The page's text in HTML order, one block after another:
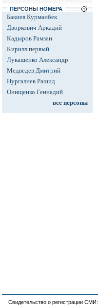
ПЕРСОНЫ НОМЕРА
Бакиев Курманбек
Дворкович Аркадий
Кадыров Рамзан
Кирилл первый
Лукашенко Александр
Медведев Дмитрий
Нургалиев Рашид
Онищенко Геннадий
все персоны
Свидетельство о регистрации СМИ: